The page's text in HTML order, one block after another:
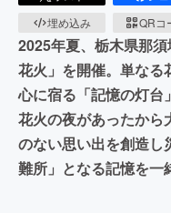
埋め込み
QRコ
2025年夏、栃木県那
花火」を開催。単なる
心に宿る「記憶の灯台
花火の夜があったから
のない思い出を創造し
難所」となる記憶を一